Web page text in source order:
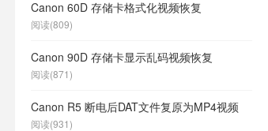
Canon 60D 存储卡格式化视频恢复
阅读(809)
Canon 90D 存储卡显示乱码视频恢复
阅读(871)
Canon R5 断电后DAT文件复原为MP4视频
阅读(931)